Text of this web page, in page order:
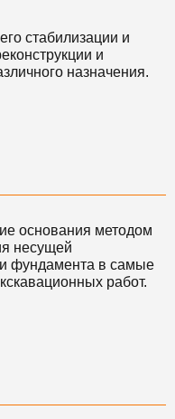
стабилизации и
и
назначения.
основания методом
несущей
и фундамента в самые
работ.